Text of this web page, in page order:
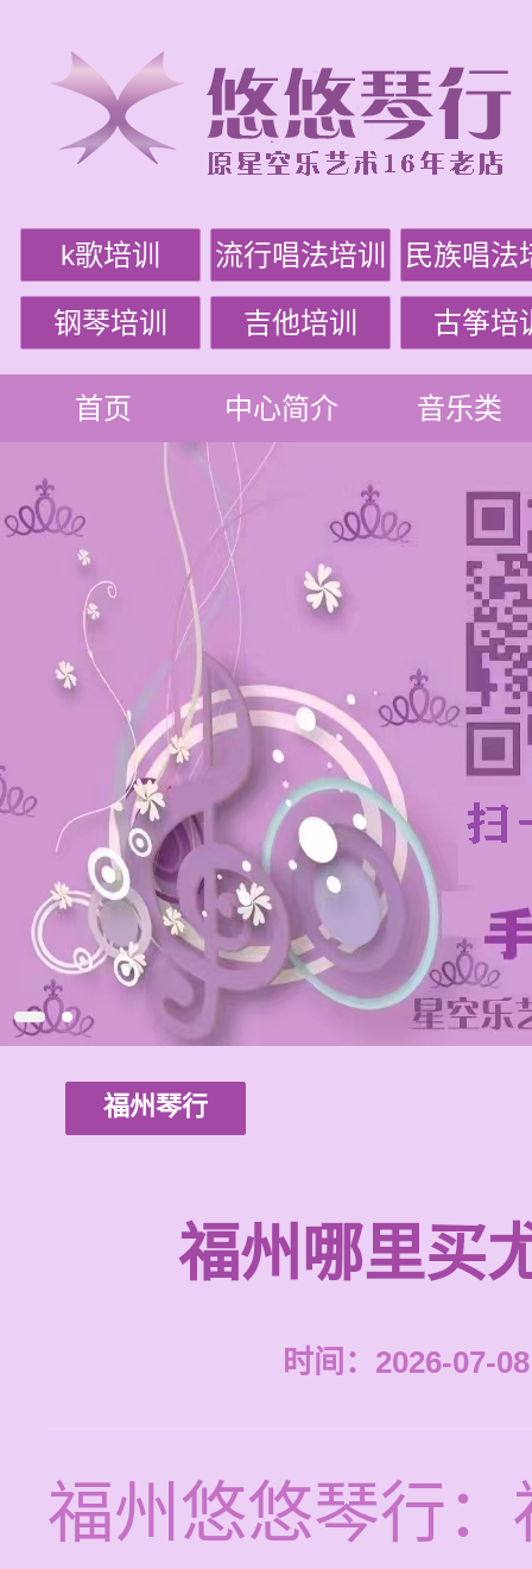
k歌培训 流行唱法培训 民族唱法
钢琴培训 吉他培训 古筝培
首页 中心简介 音乐类
福州琴行
福州哪里买
时间：2026-07-
福州悠悠琴行